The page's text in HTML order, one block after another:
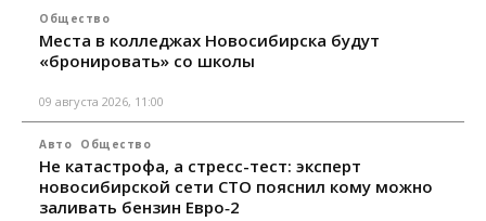
Общество
Места в колледжах Новосибирска будут
«бронировать» со школы
09 августа 2026, 11:00
Авто Общество
Не катастрофа, а стресс-тест: эксперт
новосибирской сети СТО пояснил кому можно
заливать бензин Евро‑2